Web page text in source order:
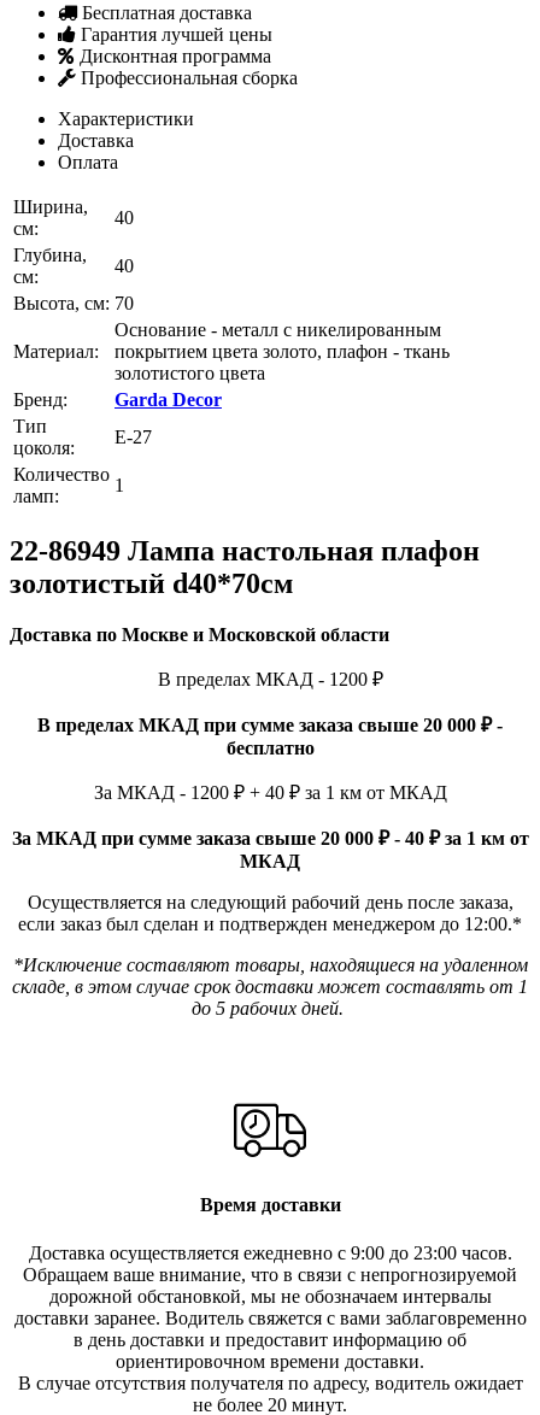
Бесплатная доставка
Гарантия лучшей цены
Дисконтная программа
Профессиональная сборка
Характеристики
Доставка
Оплата
Ширина,
см:
40
Глубина,
см:
40
Высота, см: 70
Материал:
Основание - металл с никелированным
покрытием цвета золото, плафон - ткань
золотистого цвета
Бренд:
Garda Decor
Тип
цоколя:
E-27
Количество
ламп:
1
22-86949 Лампа настольная плафон
золотистый d40*70см
Доставка по Москве и Московской области
В пределах МКАД - 1200 ₽
В пределах МКАД при сумме заказа свыше 20 000 ₽ -
бесплатно
За МКАД - 1200 ₽ + 40 ₽ за 1 км от МКАД
За МКАД при сумме заказа свыше 20 000 ₽ - 40 ₽ за 1 км от
МКАД
Осуществляется на следующий рабочий день после заказа,
если заказ был сделан и подтвержден менеджером до 12:00.*
*Исключение составляют товары, находящиеся на удаленном
складе, в этом случае срок доставки может составлять от 1
до 5 рабочих дней.
Время доставки
Доставка осуществляется ежедневно с 9:00 до 23:00 часов.
Обращаем ваше внимание, что в связи с непрогнозируемой
дорожной обстановкой, мы не обозначаем интервалы
доставки заранее. Водитель свяжется с вами заблаговременно
в день доставки и предоставит информацию об
ориентировочном времени доставки.
В случае отсутствия получателя по адресу, водитель ожидает
не более 20 минут.